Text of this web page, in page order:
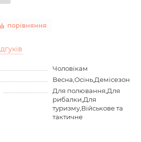
порівняння
Чоловікам
Весна,Осінь,Демісезон
Для полювання,Для
рибалки,Для
туризму,Військове та
тактичне